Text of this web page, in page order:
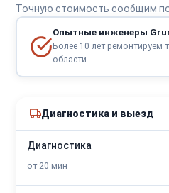
Точную стоимость сообщим
Опытные инженеры
Более 10 лет ремонтируем
области
Диагностика и выезд
Диагностика
от 20 мин